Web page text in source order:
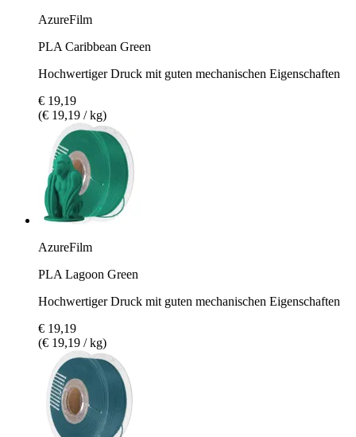
AzureFilm
PLA Caribbean Green
Hochwertiger Druck mit guten mechanischen Eigenschaften
€ 19,19
(€ 19,19 / kg)
AzureFilm
PLA Lagoon Green
Hochwertiger Druck mit guten mechanischen Eigenschaften
€ 19,19
(€ 19,19 / kg)